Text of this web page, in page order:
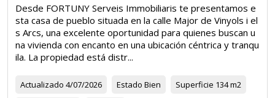
Desde FORTUNY Serveis Immobiliaris te presentamos e
sta casa de pueblo situada en la calle Major de Vinyols i el
s Arcs, una excelente oportunidad para quienes buscan u
na vivienda con encanto en una ubicación céntrica y tranqu
ila. La propiedad está distr...
Actualizado 4/07/2026 Estado Bien Superficie 134 m2